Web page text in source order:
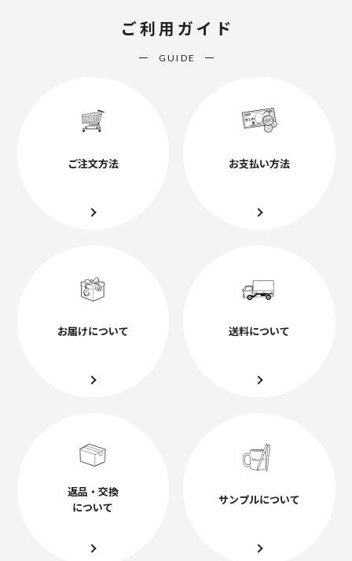
ご利用ガイド
GUIDE
ご注文方法 お支払い方法
お届けについて 送料について
返品・交換
について
サンプルについて